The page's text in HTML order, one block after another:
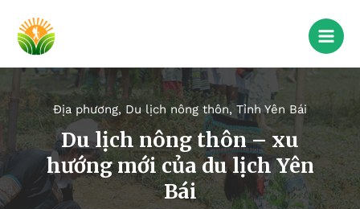
Địa phương, Du lịch nông thôn,Tỉnh Yên Bái
Du lịch nông thôn – xu
hướng mới của du lịch Yên
Bái